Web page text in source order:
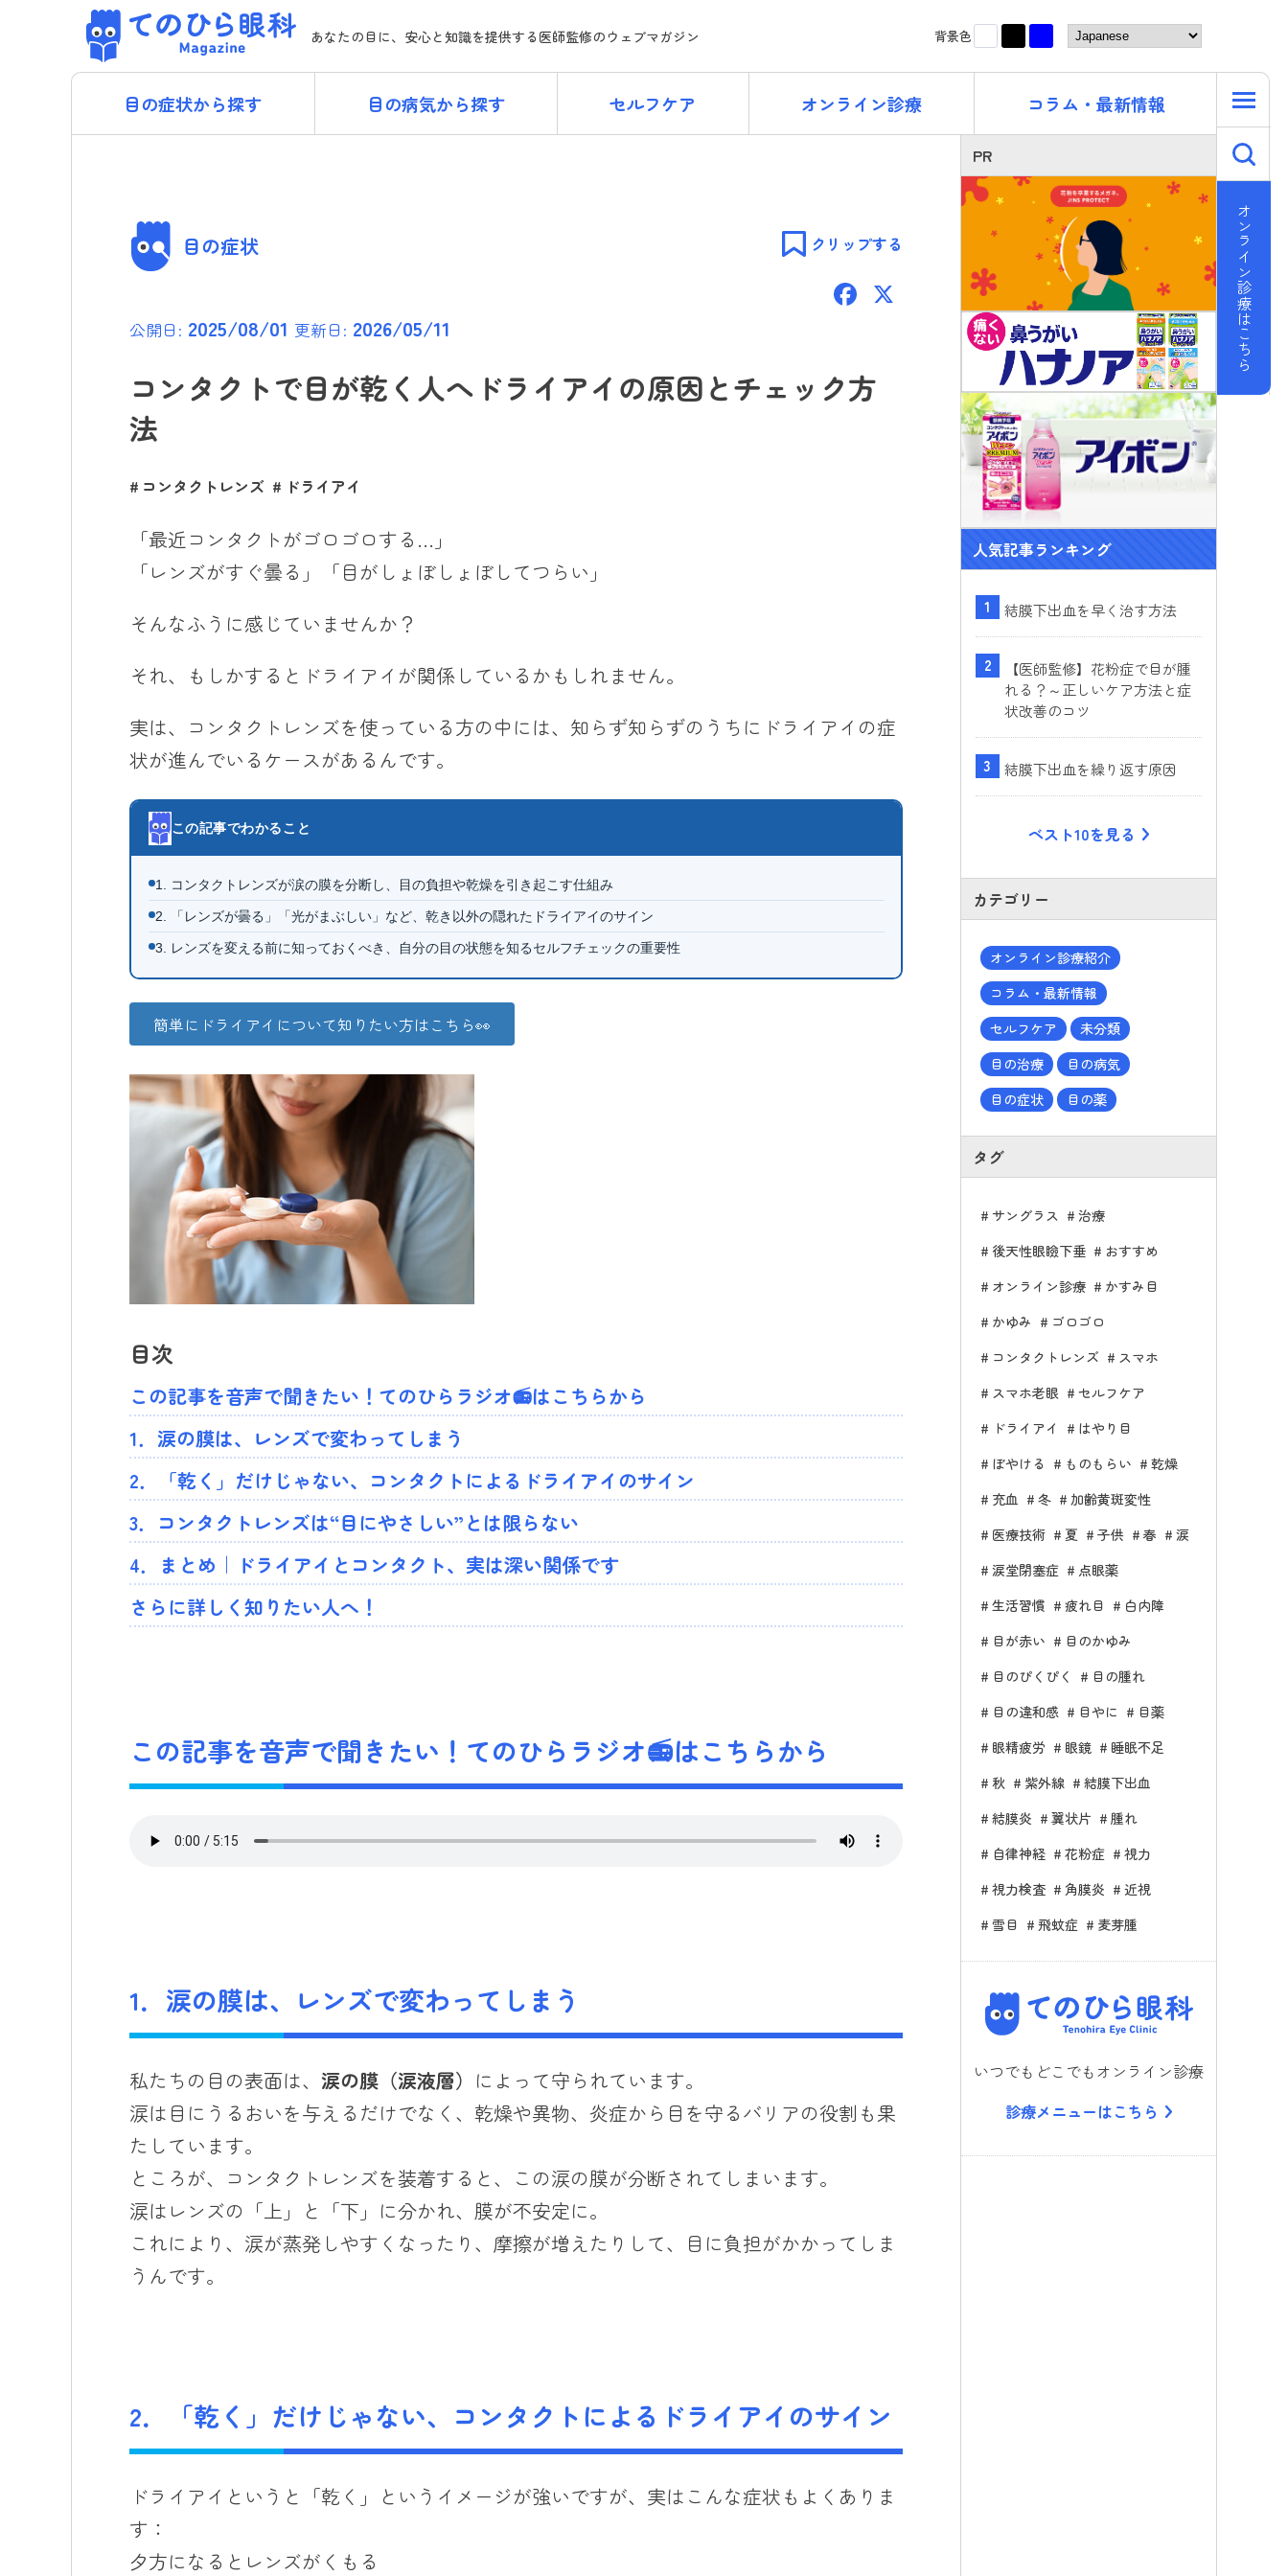
Skip
content あなたの目に、安心と知識を提供する医師監修のウェブマガジン 背景色 白 黒
目の症状から探す 目の病気から探す セルフケア オンライン診療 コラム・最新情報
オンライン診療はこちら
目の症状 クリップする
F
b
公開日: 2025/08/01 更新日: 2026/05/11
コンタクトで目が乾く人へドライアイの原因とチェック方
法
コンタクトレンズ ドライアイ
「最近コンタクトがゴロゴロする…」
「レンズがすぐ曇る」「目がしょぼしょぼしてつらい」
そんなふうに感じていませんか？
それ、もしかするとドライアイが関係しているかもしれません。
実は、コンタクトレンズを使っている方の中には、知らず知らずのうちにドライアイの症
状が進んでいるケースがあるんです。
この記事でわかること
1. コンタクトレンズが涙の膜を分断し、目の負担や乾燥を引き起こす仕組み
2. 「レンズが曇る」「光がまぶしい」など、乾き以外の隠れたドライアイのサイン
3. レンズを変える前に知っておくべき、自分の目の状態を知るセルフチェックの重要性
簡単にドライアイについて知りたい方はこちら👀
目次
この記事を音声で聞きたい！てのひらラジオ📻はこちらから
1．涙の膜は、レンズで変わってしまう
2．「乾く」だけじゃない、コンタクトによるドライアイのサイン
3．コンタクトレンズは“目にやさしい”とは限らない
4．まとめ｜ドライアイとコンタクト、実は深い関係です
さらに詳しく知りたい人へ！
この記事を音声で聞きたい！てのひらラジオ📻はこちらから
1．涙の膜は、レンズで変わってしまう
私たちの目の表面は、 涙の膜（涙液層） によって守られています。
涙は目にうるおいを与えるだけでなく、乾燥や異物、炎症から目を守るバリアの役割も果
たしています。
ところが、コンタクトレンズを装着すると、この涙の膜が分断されてしまいます。
涙はレンズの「上」と「下」に分かれ、膜が不安定に。
これにより、涙が蒸発しやすくなったり、摩擦が増えたりして、目に負担がかかってしま
うんです。
2．「乾く」だけじゃない、コンタクトによるドライアイのサイン
ドライアイというと「乾く」というイメージが強いですが、実はこんな症状もよくありま
す：
夕方になるとレンズがくもる
PR
人気記事ランキング
結膜下出血を早く治す方法
【医師監修】花粉症で目が腫
れる？～正しいケア方法と症
状改善のコツ
結膜下出血を繰り返す原因
ベスト10を見る
カテゴリー
オンライン診療紹介
コラム・最新情報
セルフケア
未分類
目の治療
目の病気
目の症状
目の薬
タグ
サングラス
治療
後天性眼瞼下垂
おすすめ
オンライン診療
かすみ目
かゆみ
ゴロゴロ
コンタクトレンズ
スマホ
スマホ老眼
セルフケア
ドライアイ
はやり目
ぼやける
ものもらい
乾燥
充血
冬
加齢黄斑変性
医療技術
夏 子供 春
涙
涙堂閉塞症
点眼薬
生活習慣
疲れ目
白内障
目が赤い
目のかゆみ
目のぴくぴく
目の腫れ
目の違和感
目やに
目薬
眼精疲労
眼鏡
睡眠不足
秋
紫外線
結膜下出血
結膜炎
翼状片
腫れ
自律神経
花粉症
視力
視力検査
角膜炎
近視
雪目
飛蚊症 麦芽腫
てのひら
いつでもどこでもオンライン診療
診療メニューはこちら